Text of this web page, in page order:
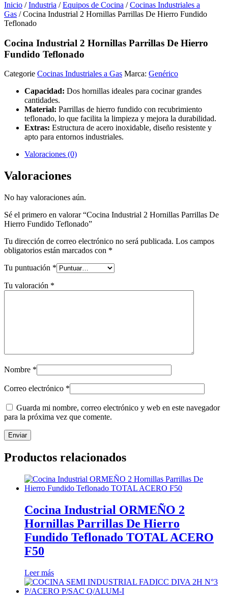
Inicio /Industria /Equipos de Cocina /Cocinas Industriales a
Gas / Cocina Industrial 2 Hornillas Parrillas De Hierro Fundido
Teflonado
Cocina Industrial 2 Hornillas Parrillas De Hierro
Fundido Teflonado
Categorie Cocinas Industriales a Gas Marca: Genérico
Capacidad: Dos hornillas ideales para cocinar grandes
cantidades.
Material: Parrillas de hierro fundido con recubrimiento
teflonado, lo que facilita la limpieza y mejora la durabilidad.
Extras: Estructura de acero inoxidable, diseño resistente y
apto para entornos industriales.
Valoraciones (0)
Valoraciones
No hay valoraciones aún.
Sé el primero en valorar “Cocina Industrial 2 Hornillas Parrillas De
Hierro Fundido Teflonado”
Tu dirección de correo electrónico no será publicada. Los campos
obligatorios están marcados con *
Tu puntuación *
Tu valoración *
Nombre *
Correo electrónico *
Guarda mi nombre, correo electrónico y web en este navegador
para la próxima vez que comente.
Productos relacionados
Cocina Industrial ORMEÑO 2
Hornillas Parrillas De Hierro
Fundido Teflonado TOTAL ACERO
F50
Leer más